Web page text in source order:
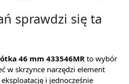
sprawdzi się ta
46 mm 433546MR to wybór
w skrzynce narzędzi element
i jednocześnie